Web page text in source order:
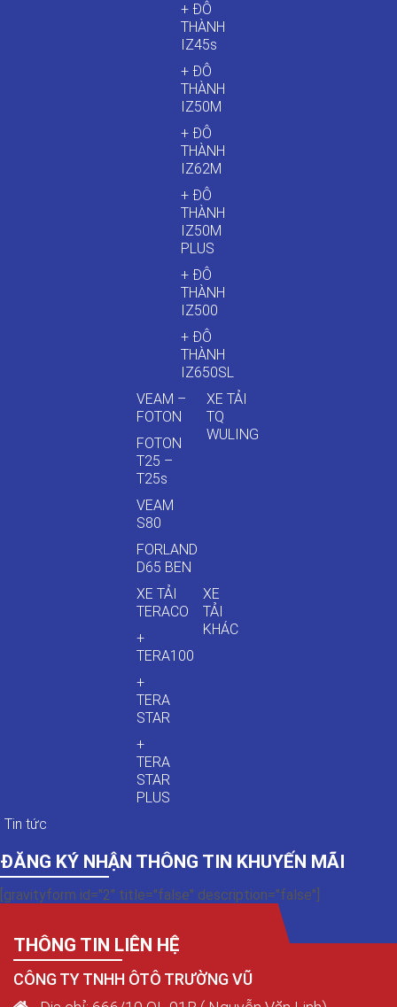
+ ĐÔ
THÀNH
IZ45s
+ ĐÔ
THÀNH
IZ50M
+ ĐÔ
THÀNH
IZ62M
+ ĐÔ
THÀNH
IZ50M
PLUS
+ ĐÔ
THÀNH
IZ500
+ ĐÔ
THÀNH
IZ650SL
VEAM –
FOTON
FOTON
T25 –
T25s
VEAM
S80
FORLAND
D65 BEN
XE TẢI
TQ
WULING
XE TẢI
TERACO
+
TERA100
+
TERA
STAR
+
TERA
STAR
PLUS
XE
TẢI
KHÁC
Tin tức
ĐĂNG KÝ NHẬN THÔNG TIN KHUYẾN MÃI
[gravityform id="2" title="false" description="false"]
THÔNG TIN LIÊN HỆ
CÔNG TY TNHH ÔTÔ TRƯỜNG VŨ